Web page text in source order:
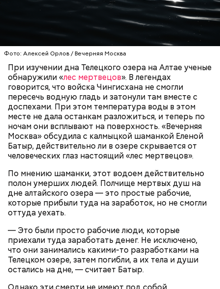
Фото: Алексей Орлов / Вечерняя Москва
При изучении дна Телецкого озера на Алтае ученые
обнаружили «лес мертвецов». В легендах
говорится, что войска Чингисхана не смогли
пересечь водную гладь и затонули там вместе с
доспехами. При этом температура воды в этом
месте не дала останкам разложиться, и теперь по
ночам они всплывают на поверхность. «Вечерняя
Москва» обсудила с калмыцкой шаманкой Еленой
Батыр, действительно ли в озере скрывается от
человеческих глаз настоящий «лес мертвецов».
По мнению шаманки, этот водоем действительно
полон умерших людей. Полчище мертвых душ на
дне алтайского озера — это простые рабочие,
которые прибыли туда на заработок, но не смогли
оттуда уехать.
— Это были просто рабочие люди, которые
приехали туда заработать денег. Не исключено,
что они занимались какими-то разработками на
Телецком озере, затем погибли, а их тела и души
остались на дне, — считает Батыр.
Спагетти из кабачков
Ингредиенты:
Терапевт Кондрахин назвал
продукты и напитки, которые
выводят токсины из организма
Ранние плоды, по словам врача, лучше не есть:
Чистит сосуды и защищает от
рака: чем полезен кресс-салат